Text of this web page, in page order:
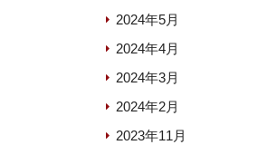
2024年5月
2024年4月
2024年3月
2024年2月
2023年11月